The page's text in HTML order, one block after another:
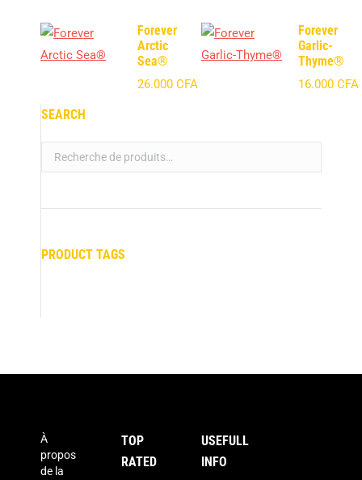
Forever
Arctic
Sea®
26.000 CFA
Forever
Garlic-
Thyme®
16.000 CFA
SEARCH
PRODUCT TAGS
À
propos
de la
TOP
RATED
USEFULL
INFO